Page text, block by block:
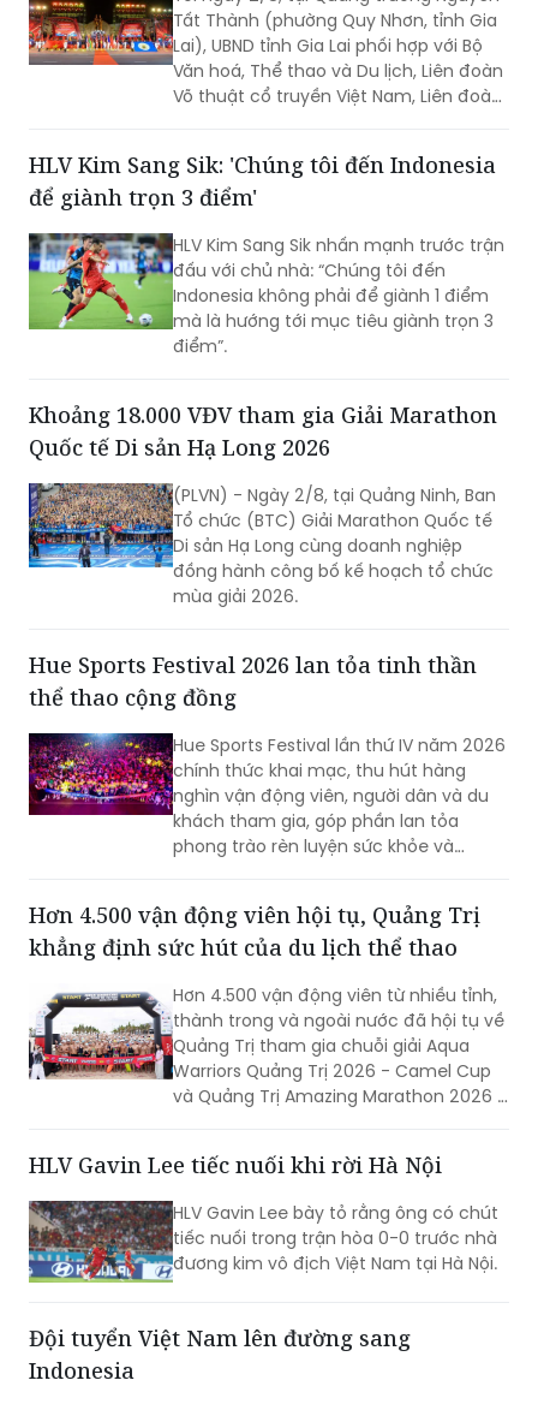
Tất Thành (phường Quy Nhơn, tỉnh Gia
Lai), UBND tỉnh Gia Lai phối hợp với Bộ
Văn hoá, Thể thao và Du lịch, Liên đoàn
Võ thuật cổ truyền Việt Nam, Liên đoàn
truyền Việt Nam lần thứ IX - Gia Lai
2026.
HLV Kim Sang Sik: 'Chúng tôi đến Indonesia
để giành trọn 3 điểm'
HLV Kim Sang Sik nhấn mạnh trước trận
đấu với chủ nhà: “Chúng tôi đến
Indonesia không phải để giành 1 điểm
mà là hướng tới mục tiêu giành trọn 3
điểm”.
Khoảng 18.000 VĐV tham gia Giải Marathon
Quốc tế Di sản Hạ Long 2026
(PLVN) - Ngày 2/8, tại Quảng Ninh, Ban
Tổ chức (BTC) Giải Marathon Quốc tế
Di sản Hạ Long cùng doanh nghiệp
đồng hành công bố kế hoạch tổ chức
mùa giải 2026.
Hue Sports Festival 2026 lan tỏa tinh thần
thể thao cộng đồng
Hue Sports Festival lần thứ IV năm 2026
chính thức khai mạc, thu hút hàng
nghìn vận động viên, người dân và du
khách tham gia, góp phần lan tỏa
phong trào rèn luyện sức khỏe và
Hơn 4.500 vận động viên hội tụ, Quảng Trị
khẳng định sức hút của du lịch thể thao
Hơn 4.500 vận động viên từ nhiều tỉnh,
thành trong và ngoài nước đã hội tụ về
Quảng Trị tham gia chuỗi giải Aqua
Warriors Quảng Trị 2026 - Camel Cup
và Quảng Trị Amazing Marathon 2026 -
sức bền mà còn góp phần quảng bá
hình ảnh, khẳng định sức hút của
Quảng Trị đối với các sự kiện thể thao
quy mô lớn.
HLV Gavin Lee tiếc nuối khi rời Hà Nội
HLV Gavin Lee bày tỏ rằng ông có chút
tiếc nuối trong trận hòa 0-0 trước nhà
đương kim vô địch Việt Nam tại Hà Nội.
Đội tuyển Việt Nam lên đường sang
Indonesia